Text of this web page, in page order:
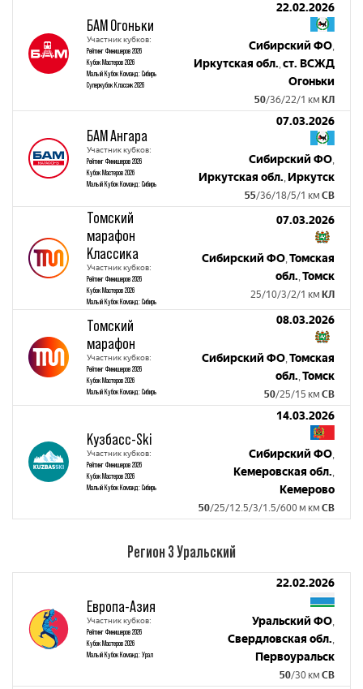
БАМ Огоньки
Участник кубков:
Рейтинг Финишеров 2026
Кубок Мастеров 2026
Малый Кубок Команд: Сибирь
Суперкубок Классик 2026
22.02.2026
Сибирский ФО,
Иркутская обл.,ст. ВСЖД
Огоньки
50/36/22/1 км КЛ
БАМ Ангара
Участник кубков:
Рейтинг Финишеров 2026
Кубок Мастеров 2026
Малый Кубок Команд: Сибирь
07.03.2026
Сибирский ФО,
Иркутская обл., Иркутск
55/36/18/5/1 км СВ
Томский
марафон
Классика
Участник кубков:
Рейтинг Финишеров 2026
Кубок Мастеров 2026
Малый Кубок Команд: Сибирь
07.03.2026
Сибирский ФО,Томская
обл.,Томск
25/10/3/2/1 км КЛ
Томский
марафон
Участник кубков:
Рейтинг Финишеров 2026
Кубок Мастеров 2026
Малый Кубок Команд: Сибирь
08.03.2026
Сибирский ФО,Томская
обл.,Томск
50/25/15 км СВ
Кузбасс-Ski
Участник кубков:
Рейтинг Финишеров 2026
Кубок Мастеров 2026
Малый Кубок Команд: Сибирь
14.03.2026
Сибирский ФО,
Кемеровская обл.,
Кемерово
50/25/12.5/3/1.5/600 м км СВ
Регион 3 Уральский
Европа-Азия
Участник кубков:
Рейтинг Финишеров 2026
Кубок Мастеров 2026
Малый Кубок Команд: Урал
22.02.2026
Уральский ФО,
Свердловская обл.,
Первоуральск
50/30 км СВ